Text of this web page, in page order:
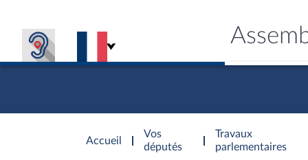
Accueil
d'accueil
Vos
députés
Travaux
parlementaires